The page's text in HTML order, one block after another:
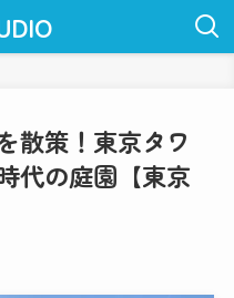
散策！東京タワ
代の庭園【東京